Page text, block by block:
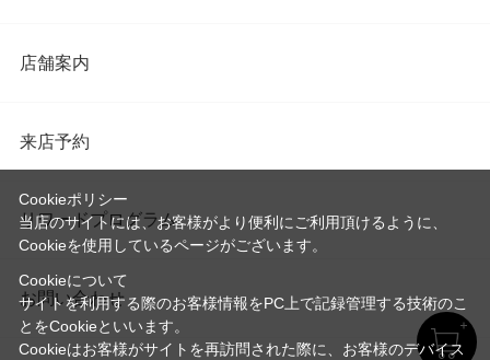
店舗案内
来店予約
リワードプログラム
お問い合わせ
Cookieポリシー
当店のサイトには、お客様がより便利にご利用頂けるように、
Cookieを使用しているページがございます。
Cookieについて
サイトを利用する際のお客様情報をPC上で記録管理する技術のこ
とをCookieといいます。
Cookieはお客様がサイトを再訪問された際に、お客様のデバイス